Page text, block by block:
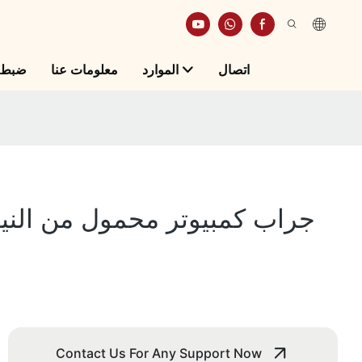
ضبط معلومات عنا الموارد اتصال
Contact Us For Any Support Now